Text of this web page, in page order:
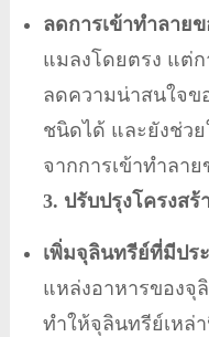
ลดการเข้าทำลาย
แมลงโดยตรง แต่
ลดความน่าสนใจข
ชนิดได้ และยังช่ว
จากการเข้าทำลา
3. ปรับปรุงโครงสร้
เพิ่มจุลินทรีย์ที่มีปร
แหล่งอาหารของจุ
ทำให้จุลินทรีย์เหล่